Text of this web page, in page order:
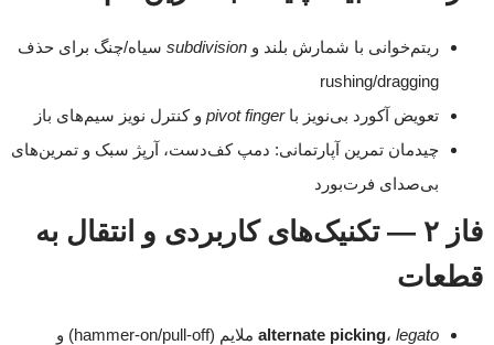
ریتم‌خوانی با شمارش بلند و subdivision سیاه/چنگ برای حذف
rushing/dragging
تعویض آکورد بی‌نویز باpivot finger و کنترل نویز سیم‌های باز
چیدمان تمرین آپارتمانی: دمپ کف‌دست، آرپژ سبک و تمرین‌های
بی‌صدای فرت‌بورد
فاز ۲ — تکنیک‌های کاربردی و انتقال به
قطعات
alternate picking، legato
ملایم (hammer-on/pull-off) و